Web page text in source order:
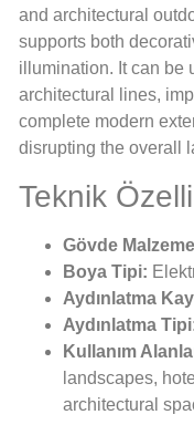
and architectural
supports both
illumination. It can be
architectural lines,
complete modern
disrupting the overall
Teknik
Gövde
Boya Tipi:
Aydınlatma
Aydınlatma
Kullanım
landscapes,
architectural